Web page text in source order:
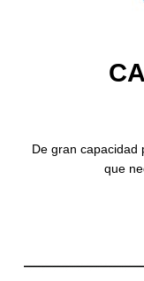
De gran capacidad
que